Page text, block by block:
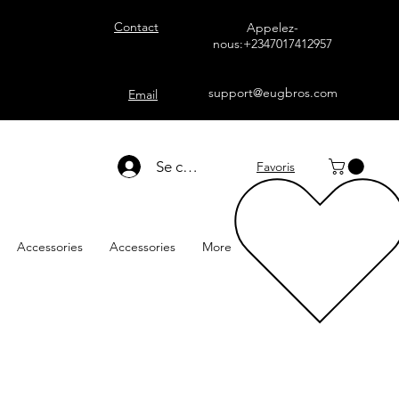
Contact
Email
Appelez-
nous:+2347017412957
support@eugbros.com
Se connecter Favoris
Accessories Accessories More